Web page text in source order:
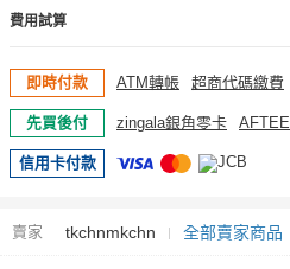
費用試算
即時付款 ATM轉帳 超商代碼繳費
先買後付 zingala銀角零卡 AFTEE
信用卡付款
賣家 tkchnmkchn 全部賣家商品